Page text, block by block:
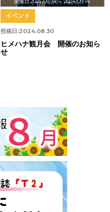
投稿日:2024.08.30
イベント
ヒメハナ観月会 開催のお知ら
せ